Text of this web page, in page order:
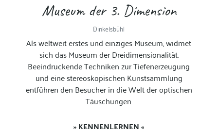
Museum der 3. Dimension
Dinkelsbühl
Als weltweit erstes und einziges Museum, widmet
sich das Museum der Dreidimensionalität.
Beeindruckende Techniken zur Tiefenerzeugung
und eine stereoskopischen Kunstsammlung
entführen den Besucher in die Welt der optischen
Täuschungen.